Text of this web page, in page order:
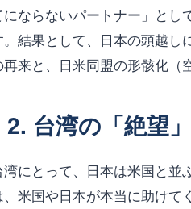
にならないパートナー」とし
。結果として、日本の頭越し
再来と、日米同盟の形骸化（
2. 台湾の「絶望
湾にとって、日本は米国と並
、米国や日本が本当に助けて